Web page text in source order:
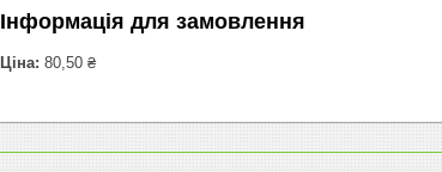
Інформація для замовлення
Ціна: 80,50 ₴